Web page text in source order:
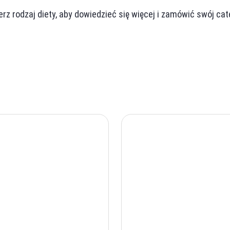
rodzaj diety, aby dowiedzieć się więcej i zamówić swój